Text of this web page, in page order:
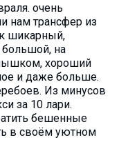
очень
нам трансфер из
шикарный,
большой, на
хороший
и даже больше.
Из минусов
за 10 лари.
бешенные
в своём уютном